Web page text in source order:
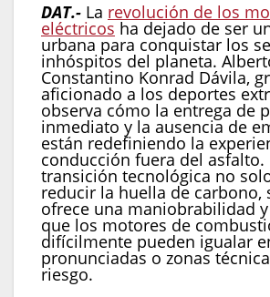
DAT.- La revolución de los
eléctricos ha dejado de ser
urbana para conquistar los
inhóspitos del planeta.
Constantino Konrad Dávila,
aficionado a los deportes
observa cómo la entrega de
inmediato y la ausencia de
están redefiniendo la
conducción fuera del asfalto.
transición tecnológica no
reducir la huella de carbono,
ofrece una maniobrabilidad
que los motores de
difícilmente pueden igualar
pronunciadas o zonas
riesgo.